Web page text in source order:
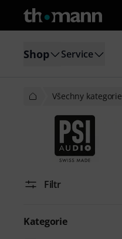
Shop Service
Všechny kategorie
Filtr
Kategorie